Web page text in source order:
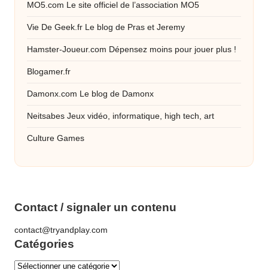
MO5.com Le site officiel de l’association MO5
Vie De Geek.fr Le blog de Pras et Jeremy
Hamster-Joueur.com Dépensez moins pour jouer plus !
Blogamer.fr
Damonx.com Le blog de Damonx
Neitsabes Jeux vidéo, informatique, high tech, art
Culture Games
Contact / signaler un contenu
contact@tryandplay.com
Catégories
Catégories